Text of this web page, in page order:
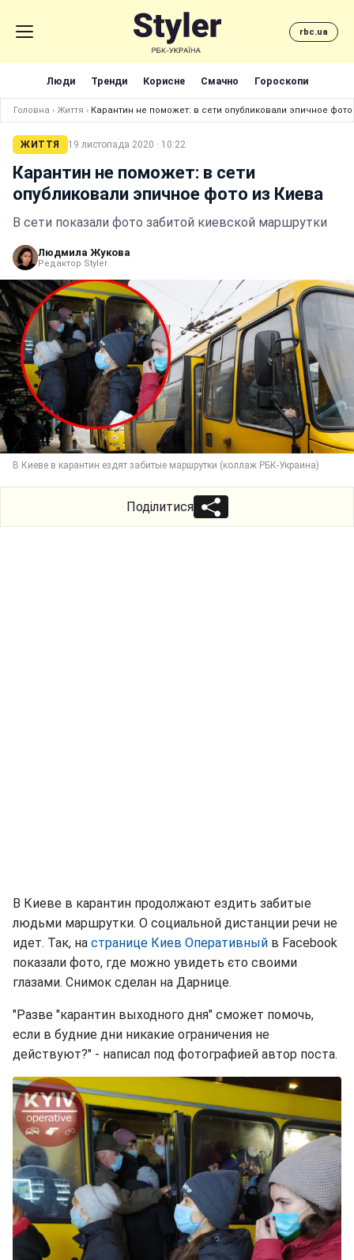
rbc.ua
Люди Тренди Корисне Смачно Гороскопи
Головна › Життя › Карантин не поможет: в сети опубликовали эпичное
ЖИТТЯ 19 листопада 2020 · 10:22
Карантин не поможет: в сети
опубликовали эпичное фото из Киева
В сети показали фото забитой киевской маршрутки
Людмила Жукова
Редактор Styler
В Киеве в карантин ездят забитые маршрутки (коллаж РБК-Украина)
Поділитися
В Киеве в карантин продолжают ездить забитые
людьми маршрутки. О социальной дистанции речи не
идет. Так, на странице Киев Оперативный в Facebook
показали фото, где можно увидеть єто своими
глазами. Снимок сделан на Дарнице.
"Разве "карантин выходного дня" сможет помочь,
если в будние дни никакие ограничения не
действуют?" - написал под фотографией автор поста.